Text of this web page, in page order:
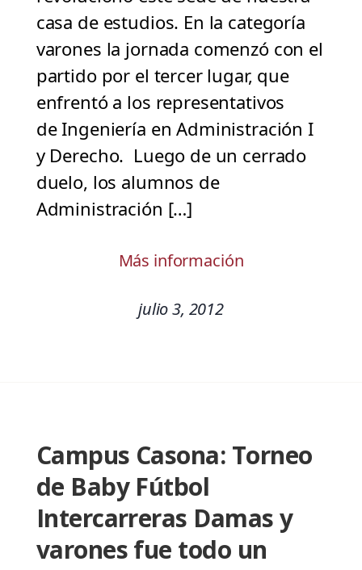
casa de estudios. En la categoría
varones la jornada comenzó con el
partido por el tercer lugar, que
enfrentó a los representativos
de Ingeniería en Administración I
y Derecho. Luego de un cerrado
duelo, los alumnos de
Administración […]
Más información
julio 3, 2012
Campus Casona: Torneo
de Baby Fútbol
Intercarreras Damas y
varones fue todo un